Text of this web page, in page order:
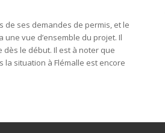
de ses demandes de permis, et le
vue d’ensemble du projet. Il
le début. Il est à noter que
la situation à Flémalle est encore